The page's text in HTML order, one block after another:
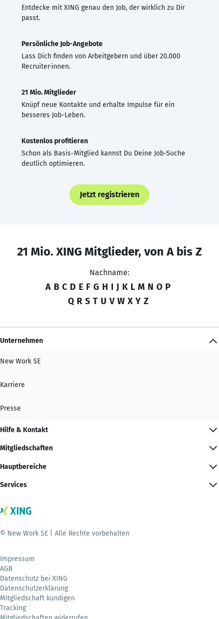
Entdecke mit XING genau den Job, der wirklich zu Dir
passt.
Persönliche Job-Angebote
Lass Dich finden von Arbeitgebern und über 20.000
Recruiter·innen.
21 Mio. Mitglieder
Knüpf neue Kontakte und erhalte Impulse für ein
besseres Job-Leben.
Kostenlos profitieren
Schon als Basis-Mitglied kannst Du Deine Job-Suche
deutlich optimieren.
Jetzt registrieren
21 Mio. XING Mitglieder, von A bis Z
Nachname:
A B C D E F G H I J K L M N O P
Q R S T U V W X Y Z
Unternehmen
New Work SE
Karriere
Presse
Hilfe & Kontakt
Mitgliedschaften
Hauptbereiche
Services
© New Work SE | Alle Rechte vorbehalten
Impressum
AGB
Datenschutz bei XING
Datenschutzerklärung
Mitgliedschaft kündigen
Tracking